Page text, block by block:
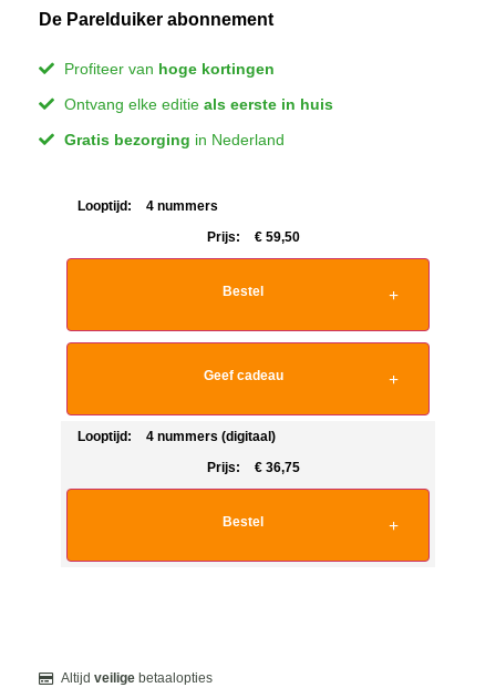
De Parelduiker abonnement
Profiteer van hoge kortingen
Ontvang elke editie als eerste in huis
Gratis bezorging in Nederland
Looptijd:
4 nummers
Prijs:
€ 59,50
Bestel
Geef cadeau
Looptijd:
4 nummers (digitaal)
Prijs:
€ 36,75
Bestel
Altijd veilige betaalopties